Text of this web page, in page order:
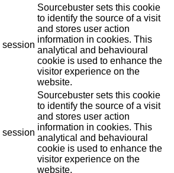
session
Sourcebuster sets this cookie
to identify the source of a visit
and stores user action
information in cookies. This
analytical and behavioural
cookie is used to enhance the
visitor experience on the
website.
session
Sourcebuster sets this cookie
to identify the source of a visit
and stores user action
information in cookies. This
analytical and behavioural
cookie is used to enhance the
visitor experience on the
website.